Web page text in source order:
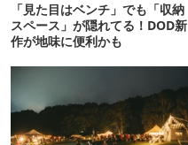
「見た目はベンチ」でも「収納
スペース」が隠れてる！DOD新
作が地味に便利かも